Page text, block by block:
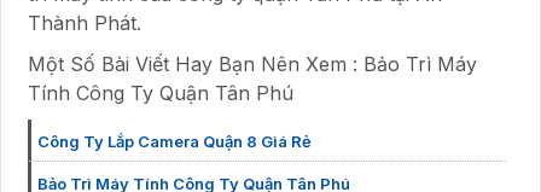
Thành Phát.
Một Số Bài Viết Hay Bạn Nên Xem : Bảo Trì Máy
Tính Công Ty Quận Tân Phú
Công Ty Lắp Camera Quận 8 Giá Rẻ
Bảo Trì Máy Tính Công Ty Quận Tân Phú